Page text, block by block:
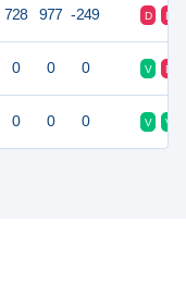
728 977 -249 D D
0 0 0 V D
0 0 0 V V